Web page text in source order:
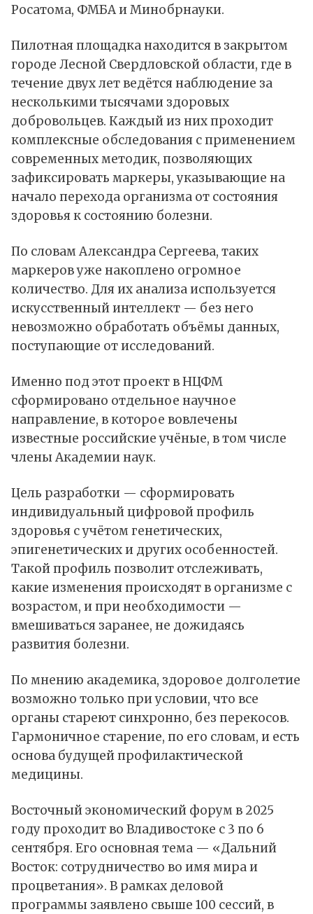
Росатома, ФМБА и Минобрнауки.
Пилотная площадка находится в закрытом
городе Лесной Свердловской области, где в
течение двух лет ведётся наблюдение за
несколькими тысячами здоровых
добровольцев. Каждый из них проходит
комплексные обследования с применением
современных методик, позволяющих
зафиксировать маркеры, указывающие на
начало перехода организма от состояния
здоровья к состоянию болезни.
По словам Александра Сергеева, таких
маркеров уже накоплено огромное
количество. Для их анализа используется
искусственный интеллект — без него
невозможно обработать объёмы данных,
поступающие от исследований.
Именно под этот проект в НЦФМ
сформировано отдельное научное
направление, в которое вовлечены
известные российские учёные, в том числе
члены Академии наук.
Цель разработки — сформировать
индивидуальный цифровой профиль
здоровья с учётом генетических,
эпигенетических и других особенностей.
Такой профиль позволит отслеживать,
какие изменения происходят в организме с
возрастом, и при необходимости —
вмешиваться заранее, не дожидаясь
развития болезни.
По мнению академика, здоровое долголетие
возможно только при условии, что все
органы стареют синхронно, без перекосов.
Гармоничное старение, по его словам, и есть
основа будущей профилактической
медицины.
Восточный экономический форум в 2025
году проходит во Владивостоке с 3 по 6
сентября. Его основная тема — «Дальний
Восток: сотрудничество во имя мира и
процветания». В рамках деловой
программы заявлено свыше 100 сессий, в